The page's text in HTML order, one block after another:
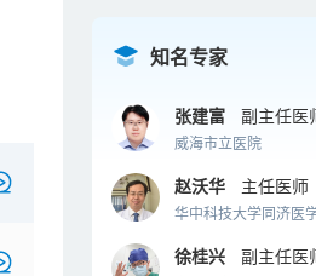
知名专家
张建富 副主任医
威海市立医院
赵沃华 主任医师
华中科技大学同济医
徐桂兴 副主任医